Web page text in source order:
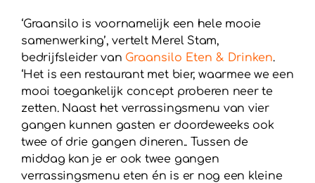
‘Graansilo is voornamelijk een hele mooie
samenwerking’, vertelt Merel Stam,
bedrijfsleider van Graansilo Eten & Drinken.
‘Het is een restaurant met bier, waarmee we een
mooi toegankelijk concept proberen neer te
zetten. Naast het verrassingsmenu van vier
gangen kunnen gasten er doordeweeks ook
twee of drie gangen dineren.. Tussen de
middag kan je er ook twee gangen
verrassingsmenu eten én is er nog een kleine